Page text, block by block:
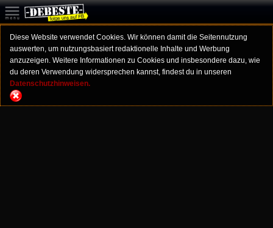
Diese Website verwendet Cookies. Wir können damit die Seitennutzung
auswerten, um nutzungsbasiert redaktionelle Inhalte und Werbung
anzuzeigen. Weitere Informationen zu Cookies und insbesondere dazu, wie
du deren Verwendung widersprechen kannst, findest du in unseren
Datenschutzhinweisen.